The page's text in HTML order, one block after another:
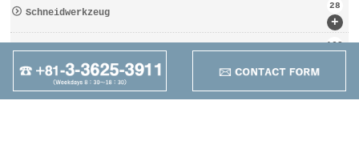
+
Schneidwerkzeug
28
Werkzeugbezogen
162
+
Anders